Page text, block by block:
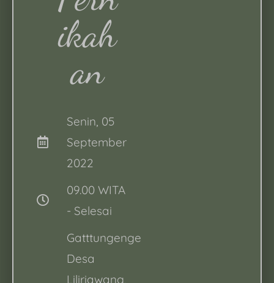
Ikah
An
Senin, 05
September
2022
09.00 WITA
- Selesai
Gatttungenge
Desa
Liliriawang,